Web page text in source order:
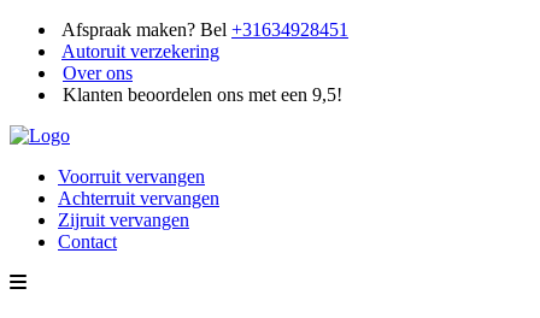
Afspraak maken? Bel +31634928451
Autoruit verzekering
Over ons
Klanten beoordelen ons met een 9,5!
Voorruit vervangen
Achterruit vervangen
Zijruit vervangen
Contact